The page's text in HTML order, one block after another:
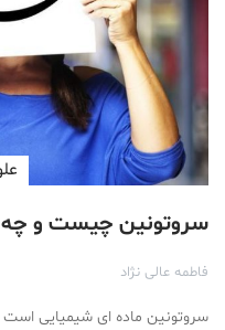
سروتونین چیست و چه
فاطمه عالی نژاد
سروتونین ماده ای شیمیایی